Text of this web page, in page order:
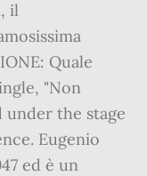
il
Quale
"Non
the stage
Eugenio
ed è un